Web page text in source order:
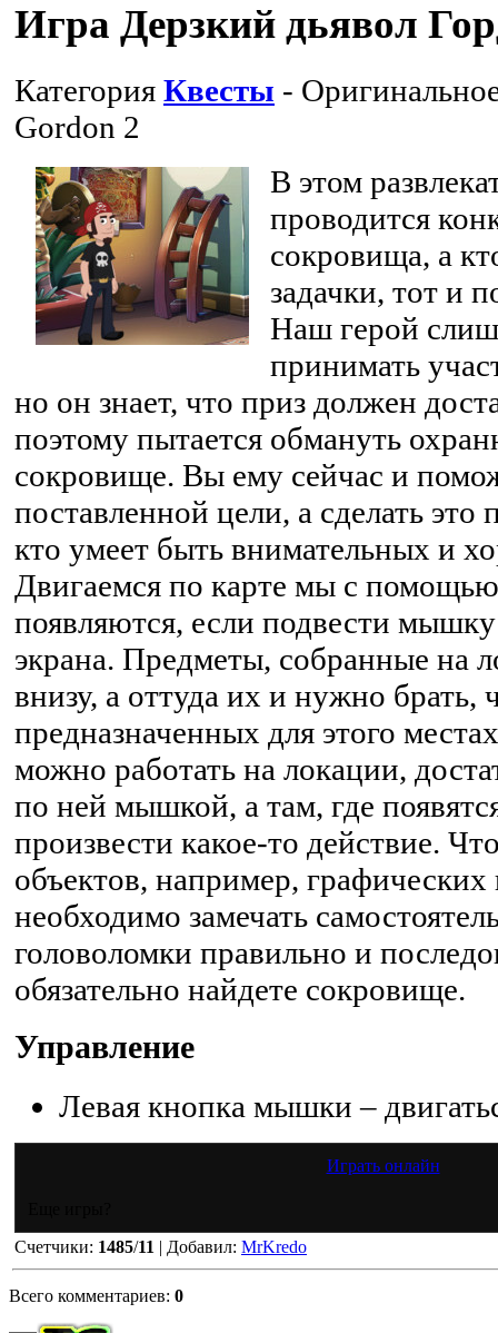
Игра Дерзкий дьявол
Категория Квесты -
Gordon 2
В этом
проводится
сокровища, а
задачки, тот и
Наш герой
принимать
но он знает, что приз должен
поэтому пытается обмануть
сокровище. Вы ему сейчас и
поставленной цели, а сделать это
кто умеет быть внимательных и
Двигаемся по карте мы с помощью
появляются, если подвести
экрана. Предметы, собранные на
внизу, а оттуда их и нужно брать,
предназначенных для этого
можно работать на локации,
по ней мышкой, а там, где
произвести какое-то действие.
объектов, например, графических
необходимо замечать
головоломки правильно и
обязательно найдете сокровище.
Управление
Левая кнопка мышки –
Играть онлайн
Счетчики: 1485/11 | Добавил: MrKredo
Всего комментариев: 0